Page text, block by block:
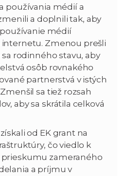
používania médií a
a doplnili tak, aby
médií
Zmenou prešli
rodinného stavu, aby
osôb rovnakého
partnerstvá v istých
sa tiež rozsah
aby sa skrátila celková
od EK grant na
čo viedlo k
zameraného
a príjmu v